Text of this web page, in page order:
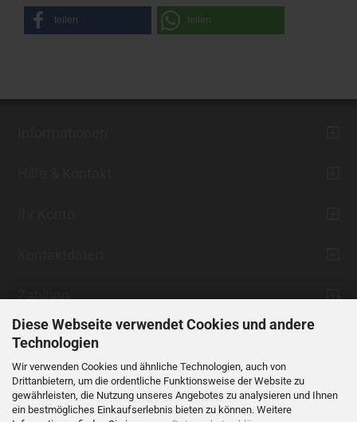
Diese Webseite verwendet Cookies und andere
Technologien
Wir verwenden Cookies und ähnliche Technologien, auch von
Drittanbietern, um die ordentliche Funktionsweise der Website zu
gewährleisten, die Nutzung unseres Angebotes zu analysieren und Ihnen
ein bestmögliches Einkaufserlebnis bieten zu können. Weitere
teilen teilen
Zahlung